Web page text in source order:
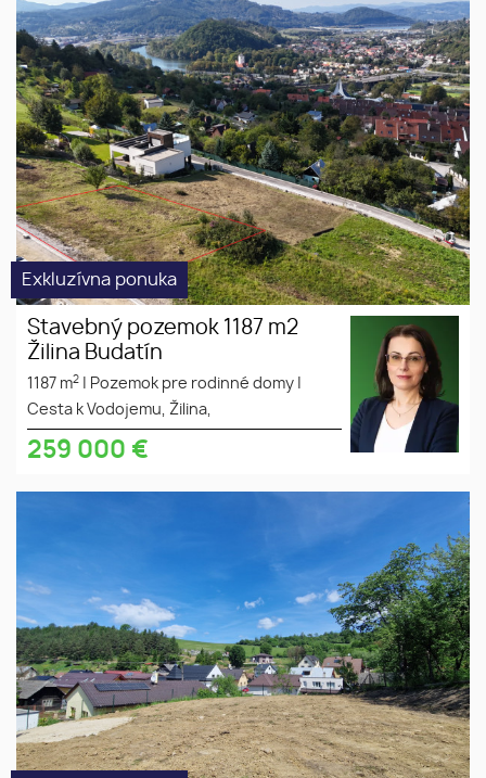
Stavebný pozemok 1187 m2
Žilina Budatín
slnečný
dobrá lokalita
krásny výhľad
Exkluzívna ponuka
Stavebný pozemok 1187 m2
Žilina Budatín
1187 m2 Pozemok pre rodinné domy
Cesta k Vodojemu, Žilina,
259 000 €
stavebný